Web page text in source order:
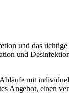
und das
und
mit
Angebot, einen